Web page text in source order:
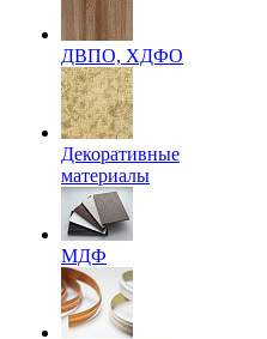
ДВПО, ХДФО
Декоративные
материалы
МДФ